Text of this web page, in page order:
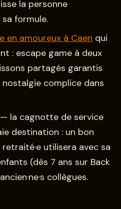
la personne
formule.
en amoureux à Caen qui
: escape game à deux
partagés garantis
complice dans
— la cagnotte de service
destination : un bon
utilisera avec sa
(dès 7 ans sur Back
collègues.